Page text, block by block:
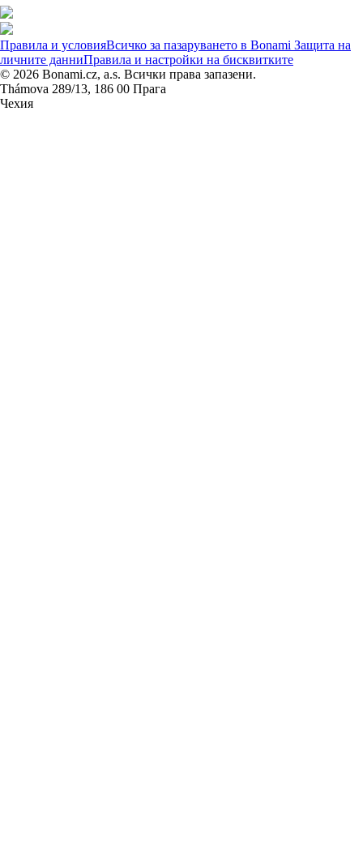
Правила и условияВсичко за пазаруването в Bonami Защита на
личните данниПравила и настройки на бисквитките
© 2026 Bonami.cz, a.s. Всички права запазени.
Thámova 289/13, 186 00 Прага
Чехия